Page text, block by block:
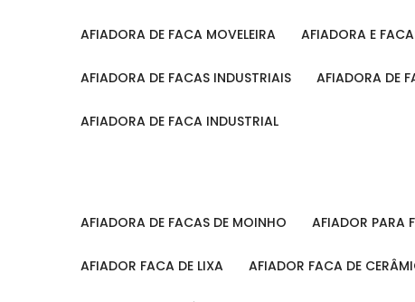
AFIADORA DE FACA MOVELEIRA AFIADORA E
AFIADORA DE FACAS INDUSTRIAIS AFIADORA DE
AFIADORA DE FACA INDUSTRIAL
AFIADORA DE FACAS DE MOINHO AFIADOR PARA
AFIADOR FACA DE LIXA AFIADOR FACA DE